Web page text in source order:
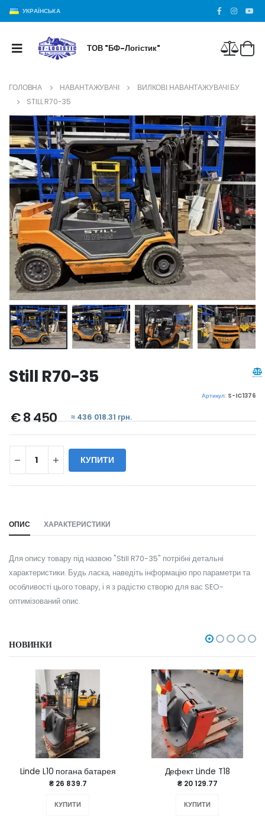
УКРАЇНСЬКА
ТОВ "БФ-Логістик"
ГОЛОВНА НАВАНТАЖУВАЧІ
ВИЛКОВІ НАВАНТАЖУВАЧІ БУ
STILL R70-35
Still R70-35
Артикул: S-IC1376
€ 8 450 ≈ 436 018.31 грн.
КУПИТИ
ОПИС ХАРАКТЕРИСТИКИ
Для опису товару під назвою "Still R70-35" потрібні детальні
характеристики. Будь ласка, наведіть інформацію про параметри та
особливості цього товару, і я з радістю створю для вас SEO-
оптимізований опис.
НОВИНКИ
Linde L10 погана батарея
₴ 26 839.7
КУПИТИ
Дефект Linde T18
₴ 20 129.77
КУПИТИ